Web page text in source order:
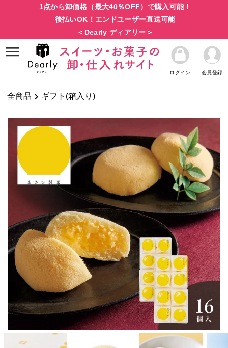
1点から卸価格（最大40％OFF）で購入可能！
後払いOK！エンドユーザー直送可能
＜Dearly ディアリー＞
ログイン 会員登録
全商品 ギフト(箱入り)